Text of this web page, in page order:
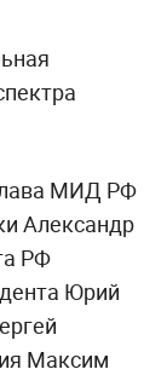
МИД РФ
Александр
РФ
Юрий
Максим